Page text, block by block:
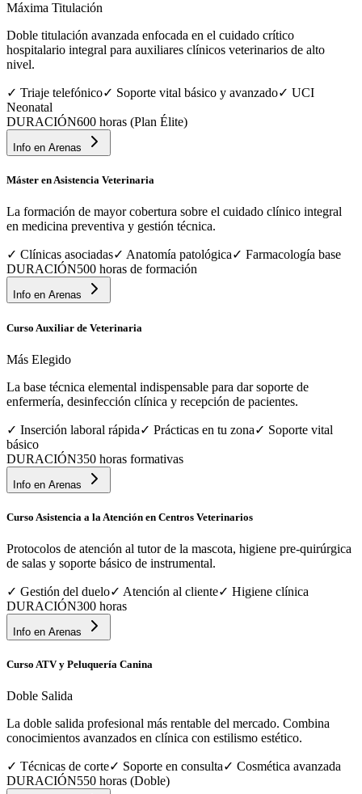
Máxima Titulación
Doble titulación avanzada enfocada en el cuidado crítico
hospitalario integral para auxiliares clínicos veterinarios de alto
nivel.
✓ Triaje telefónico✓ Soporte vital básico y avanzado✓ UCI
Neonatal
DURACIÓN600 horas (Plan Élite)
Info en Arenas
Máster en Asistencia Veterinaria
La formación de mayor cobertura sobre el cuidado clínico integral
en medicina preventiva y gestión técnica.
✓ Clínicas asociadas✓ Anatomía patológica✓ Farmacología base
DURACIÓN500 horas de formación
Info en Arenas
Curso Auxiliar de Veterinaria
Más Elegido
La base técnica elemental indispensable para dar soporte de
enfermería, desinfección clínica y recepción de pacientes.
✓ Inserción laboral rápida✓ Prácticas en tu zona✓ Soporte vital
básico
DURACIÓN350 horas formativas
Info en Arenas
Curso Asistencia a la Atención en Centros Veterinarios
Protocolos de atención al tutor de la mascota, higiene pre-quirúrgica
de salas y soporte básico de instrumental.
✓ Gestión del duelo✓ Atención al cliente✓ Higiene clínica
DURACIÓN300 horas
Info en Arenas
Curso ATV y Peluquería Canina
Doble Salida
La doble salida profesional más rentable del mercado. Combina
conocimientos avanzados en clínica con estilismo estético.
✓ Técnicas de corte✓ Soporte en consulta✓ Cosmética avanzada
DURACIÓN550 horas (Doble)